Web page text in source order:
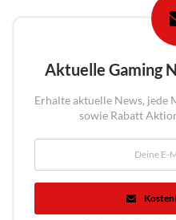
Aktuelle Gaming
Erhalte aktuelle News, jede
sowie Rabatt